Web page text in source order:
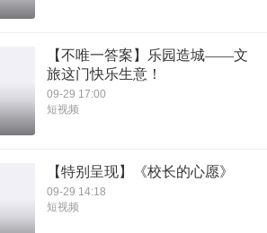
【不唯一答案】乐园造城——文
旅这门快乐生意！
09-29 17:00
短视频
【特别呈现】《校长的心愿》
09-29 14:18
短视频